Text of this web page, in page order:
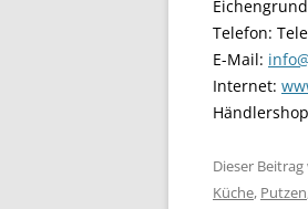
Telefon:
E-Mail:
Internet:
Dieser
Küche, Putzen